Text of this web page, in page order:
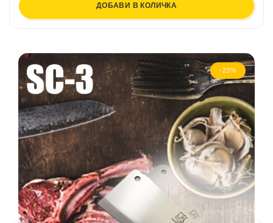
ДОБАВИ В КОЛИЧКА
-23%